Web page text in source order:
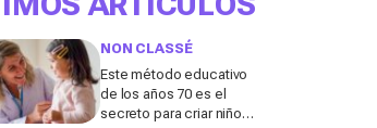
NON CLASSÉ
Este método educativo
de los años 70 es el
secreto para criar niños